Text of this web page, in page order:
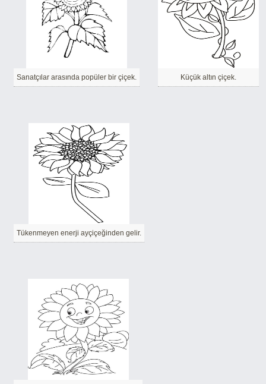
Sanatçılar arasında popüler bir çiçek. Küçük altın çiçek.
Tükenmeyen enerji ayçiçeğinden gelir.